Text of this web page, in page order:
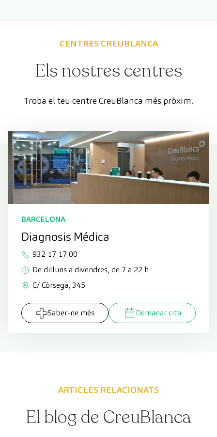
CENTRES CREUBLANCA
Els nostres centres
Troba el teu centre CreuBlanca més pròxim.
BARCELONA
Diagnosis Médica
932 17 17 00
De dilluns a divendres, de 7 a 22 h
C/ Còrsega, 345
Saber-ne més Demanar cita
ARTICLES RELACIONATS
El blog de CreuBlanca